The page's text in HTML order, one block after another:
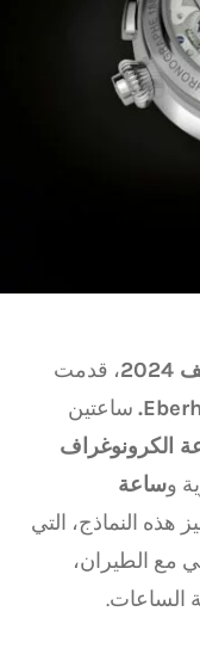
، قدمت
ساعتين
الكرونوغراف
وساعة
هذه النماذج، التي
مع الطيران،
الساعات.